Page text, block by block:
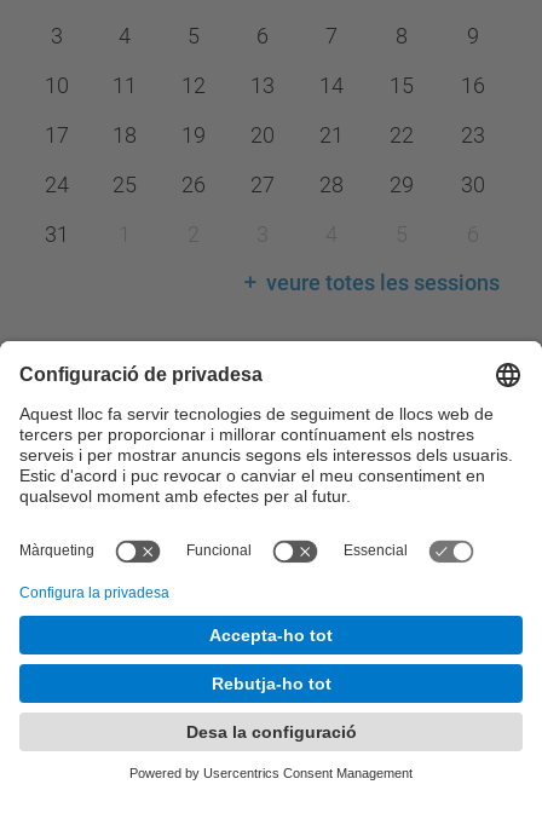
3
4 5 6 7 8
9
10
11 12 13 14 15
16
17
18 19 20 21 22
23
24
25 26 27 28 29
30
31
1 2 3 4 5
6
veure totes les sessions
Llegenda calendari
Consell de Govern
Comissions del Consell de Govern
Consell Acadèmic
Claustre Universitari
Comissions del Consell Social
Desenvolupat amb